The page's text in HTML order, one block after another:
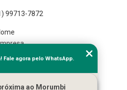
99713-7872
do site
Fale agora pelo WhatsApp.
ao Morumbi